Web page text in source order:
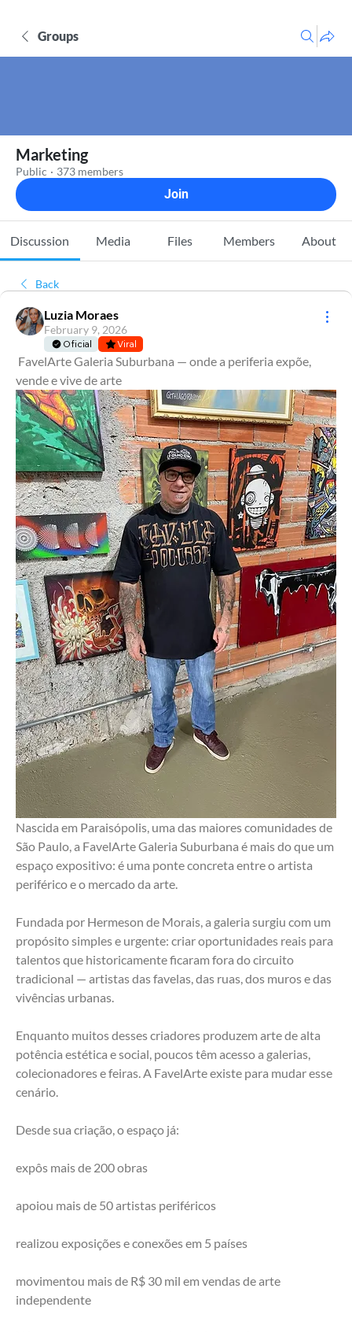
Groups
Marketing
Public · 373 members
Join
Discussion Media Files Members About
Back
Luzia Moraes
February 9, 2026
Oficial Viral
vende e vive de arte
Nascida em Paraisópolis, uma das maiores comunidades de
São Paulo, a FavelArte Galeria Suburbana é mais do que um
espaço expositivo: é uma ponte concreta entre o artista
periférico e o mercado da arte.
Fundada por Hermeson de Morais, a galeria surgiu com um
propósito simples e urgente: criar oportunidades reais para
talentos que historicamente ficaram fora do circuito
tradicional — artistas das favelas, das ruas, dos muros e das
vivências urbanas.
Enquanto muitos desses criadores produzem arte de alta
potência estética e social, poucos têm acesso a galerias,
colecionadores e feiras. A FavelArte existe para mudar esse
cenário.
Desde sua criação, o espaço já:
expôs mais de 200 obras
apoiou mais de 50 artistas periféricos
realizou exposições e conexões em 5 países
movimentou mais de R$ 30 mil em vendas de arte
independente